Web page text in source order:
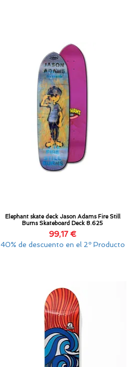
Vista rápida
Elephant skate deck Jason Adams Fire Still
Burns Skateboard Deck 8.625
Precio
99,17 €
40% de descuento en el 2º Producto